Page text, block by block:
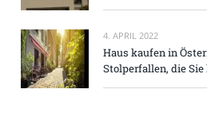
4. APRIL 2022
Haus kaufen in
Stolperfallen, die